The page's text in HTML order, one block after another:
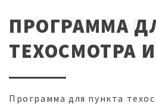
ПРОГРАММА
ТЕХОСМОТРА
ПТО · ЕАИСТО-М
Программа для пункта